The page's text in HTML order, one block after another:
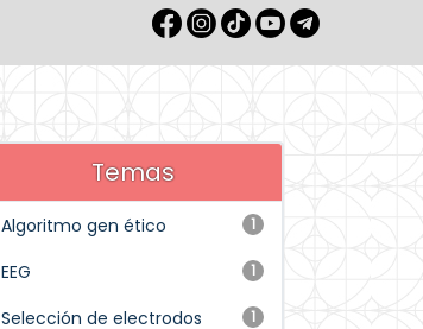
Temas
1
Algoritmo gen ético
1
EEG
1
Selección de electrodos